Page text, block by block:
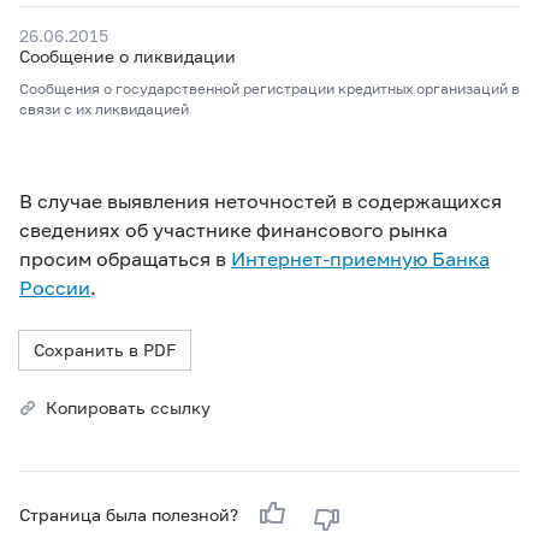
26.06.2015
Сообщение о ликвидации
Сообщения о государственной регистрации кредитных организаций в
связи с их ликвидацией
В случае выявления неточностей в содержащихся
сведениях об участнике финансового рынка
просим обращаться в Интернет-приемную Банка
России.
Сохранить в PDF
Копировать ссылку
Страница была полезной?